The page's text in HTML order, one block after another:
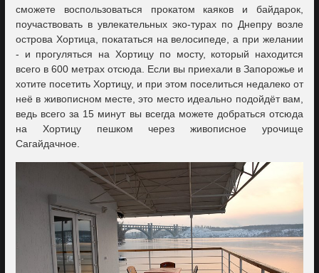
сможете воспользоваться прокатом каяков и байдарок,
поучаствовать в увлекательных эко-турах по Днепру возле
острова Хортица, покататься на велосипеде, а при желании
- и прогуляться на Хортицу по мосту, который находится
всего в 600 метрах отсюда. Если вы приехали в Запорожье и
хотите посетить Хортицу, и при этом поселиться недалеко от
неё в живописном месте, это место идеально подойдёт вам,
ведь всего за 15 минут вы всегда можете добраться отсюда
на Хортицу пешком через живописное урочище
Сагайдачное.